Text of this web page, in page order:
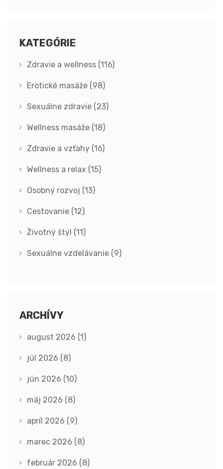
KATEGÓRIE
Zdravie a wellness (116)
Erotické masáže (98)
Sexuálne zdravie (23)
Wellness masáže (18)
Zdravie a vzťahy (16)
Wellness a relax (15)
Osobný rozvoj (13)
Cestovanie (12)
Životný štýl (11)
Sexuálne vzdelávanie (9)
ARCHÍVY
august 2026 (1)
júl 2026 (8)
jún 2026 (10)
máj 2026 (8)
apríl 2026 (9)
marec 2026 (8)
február 2026 (8)